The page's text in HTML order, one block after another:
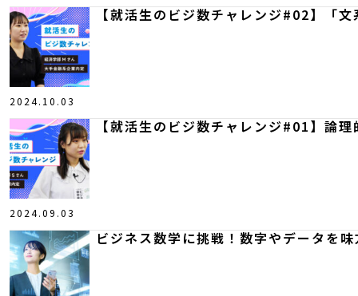
2024.10.03
【就活生のビジ数チャレンジ#02】「
2024.09.03
【就活生のビジ数チャレンジ#01】論
ビジネス数学に挑戦！数字やデータを